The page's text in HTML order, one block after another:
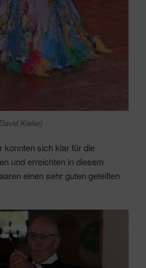
Kiefer)
konnten sich klar für die
und erreichten in diesem
einen sehr guten geteilten